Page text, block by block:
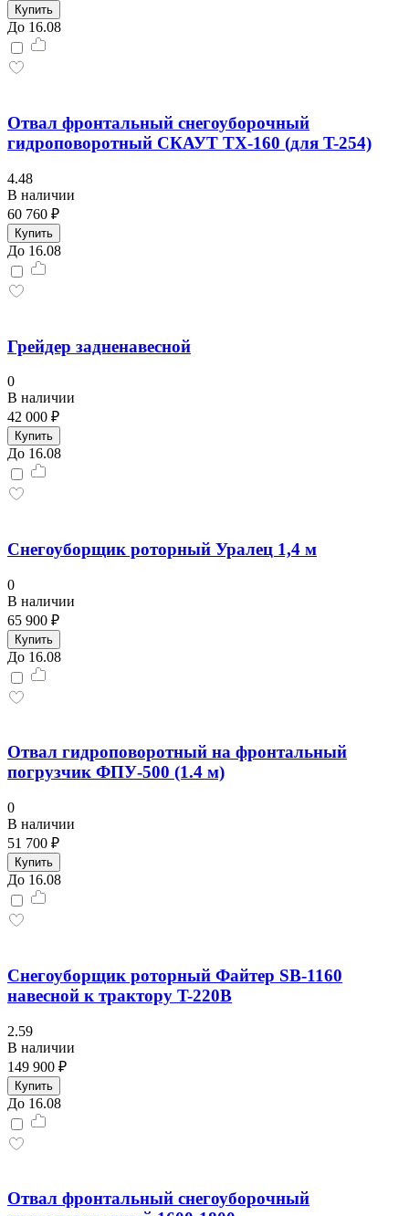
Купить
До 16.08
Отвал фронтальный снегоуборочный
гидроповоротный СКАУТ TX-160 (для T-254)
4.48
В наличии
60 760 ₽
Купить
До 16.08
Грейдер задненавесной
0
В наличии
42 000 ₽
Купить
До 16.08
Снегоуборщик роторный Уралец 1,4 м
0
В наличии
65 900 ₽
Купить
До 16.08
Отвал гидроповоротный на фронтальный
погрузчик ФПУ-500 (1.4 м)
0
В наличии
51 700 ₽
Купить
До 16.08
Снегоуборщик роторный Файтер SB-1160
навесной к трактору T-220B
2.59
В наличии
149 900 ₽
Купить
До 16.08
Отвал фронтальный снегоуборочный